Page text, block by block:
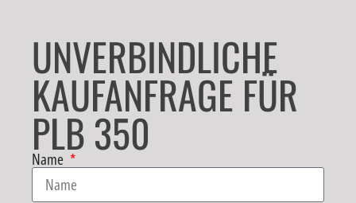
UNVERBINDLICHE
KAUFANFRAGE FÜR
PLB 350
Name